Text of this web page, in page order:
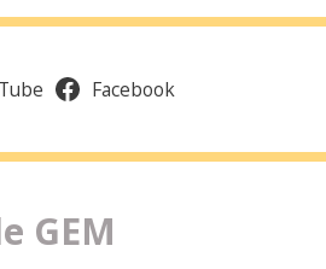
Facebook
GEM